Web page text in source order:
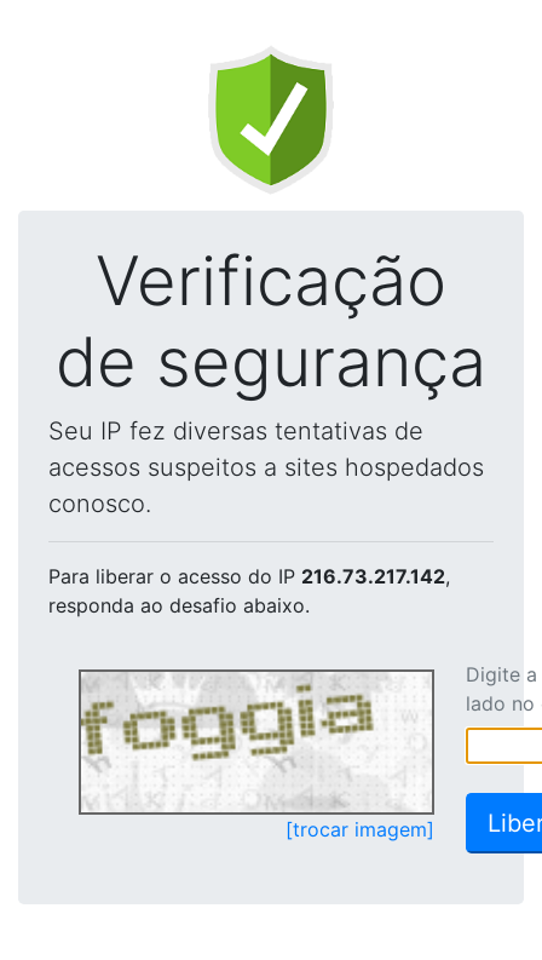
Verificação
de segurança
Seu IP fez diversas tentativas de
acessos suspeitos a sites hospedados
conosco.
Para liberar o acesso do IP 216.73.217.142,
responda ao desafio abaixo.
[trocar imagem]
Digite
lado no